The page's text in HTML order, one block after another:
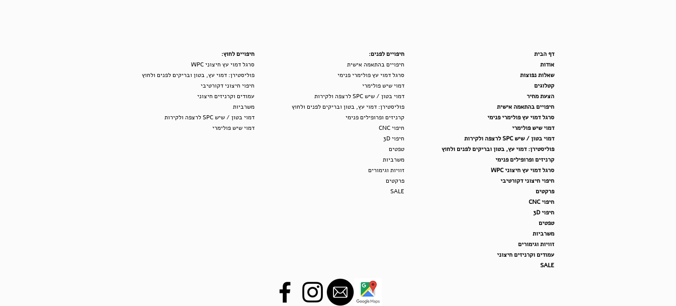
חיפויים לחוץ:
סרגל דמוי עץ חיצוני WPC
פוליסטירן: דמוי עץ, בטון ובריקים לפנים ולחוץ
חיפוי חיצוני דקורטיבי
עמודים וקרניזים חיצוני
משרביות
דמויבטון / שיש SPC לרצפה ולקירות
דמוי שיש פולימרי
חיפויים לפנים:
חיפויים בהתאמה אישית
סרגל דמוי עץ פולימרי פנימי
דמוי שיש פולימרי
דמוי בטון / שיש SPC לרצפה ולקירות
פוליסטירן: דמוי עץ, בטון ובריקים לפנים ולחוץ
קרניזים ופרופילים פנימי
חיפוי CNC
חיפוי3D
טפטים
משרביות
זוויות וגימורים
פרקטים
SALE
דף הבית
אודות
שאלות נפוצות
קטלוגים
הצעת מחיר
חיפויים בהתאמה אישית
סרגל דמוי עץ פולימרי פנימי
דמוי שיש פולימרי
דמוי בטון / שיש SPC לרצפה ולקירות
פוליסטירן: דמוי עץ, בטון ובריקים לפנים ולחוץ
קרניזים ופרופילים פנימי
סרגל דמוי עץ חיצוני WPC
חיפוי חיצוני דקורטיבי
פרקטים
חיפוי CNC
חיפוי 3D
טפטים
משרביות
זוויות וגימורים
עמודים וקרניזים חיצוני
SALE